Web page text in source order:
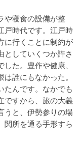
や寝食の設備が整
戸時代です。江戸時
に行くことに制約が
としていくつか許さ
た。豊作や健康、
誰にもなかった。
たんです。なかでも
ですから、旅の大義
うと、伊勢参りの場
関所を通る手形すら